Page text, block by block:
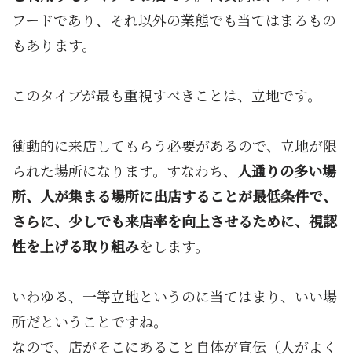
フードであり、それ以外の業態でも当てはまるもの
もあります。
このタイプが最も重視すべきことは、立地です。
衝動的に来店してもらう必要があるので、立地が限
られた場所になります。すなわち、 人通りの多い場
所、人が集まる場所に出店することが最低条件で、
さらに、少しでも来店率を向上させるために、視認
性を上げる取り組みをします。
いわゆる、一等立地というのに当てはまり、いい場
所だということですね。
なので、店がそこにあること自体が宣伝（人がよく